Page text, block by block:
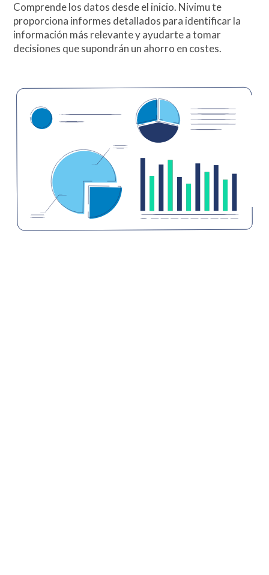
Comprende los datos desde el inicio. Nivimu te
proporciona informes detallados para identificar la
información más relevante y ayudarte a tomar
decisiones que supondrán un ahorro en costes.